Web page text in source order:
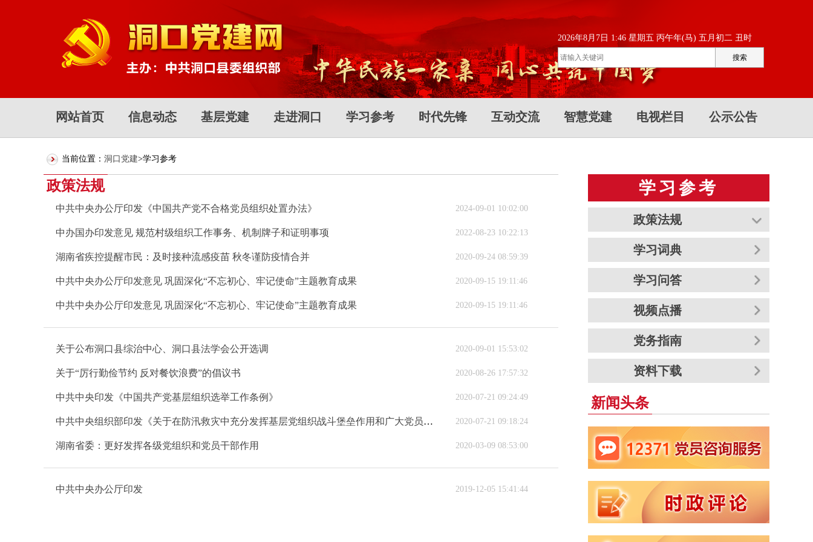
2026年8月7日 1:46 星期五 丙午年(马) 五月初二 丑时
网站首页 信息动态 基层党建 走进洞口 学习参考 时代先锋 互动交流 智慧党建 电视栏目 公示公告
当前位置： 洞口党建>学习参考
政策法规
中共中央办公厅印发《中国共产党不合格党员组织处置办法》 2024-09-01 10:02:00
中办国办印发意见 规范村级组织工作事务、机制牌子和证明事项 2022-08-23 10:22:13
湖南省疾控提醒市民：及时接种流感疫苗 秋冬谨防疫情合并 2020-09-24 08:59:39
中共中央办公厅印发意见 巩固深化“不忘初心、牢记使命”主题教育成果 2020-09-15 19:11:46
中共中央办公厅印发意见 巩固深化“不忘初心、牢记使命”主题教育成果 2020-09-15 19:11:46
关于公布洞口县综治中心、洞口县法学会公开选调 2020-09-01 15:53:02
关于“厉行勤俭节约 反对餐饮浪费”的倡议书 2020-08-26 17:57:32
中共中央印发《中国共产党基层组织选举工作条例》 2020-07-21 09:24:49
中共中央组织部印发《关于在防汛救灾中充分发挥基层党组织战斗堡垒作用和广大党员先锋模范作用的通知》 2020-07-21 09:18:24
湖南省委：更好发挥各级党组织和党员干部作用 2020-03-09 08:53:00
中共中央办公厅印发 2019-12-05 15:41:44
学习参考
政策法规
学习词典
学习问答
视频点播
党务指南
资料下载
新闻头条